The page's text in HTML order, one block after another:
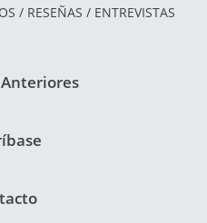
/ RESEÑAS / ENTREVISTAS